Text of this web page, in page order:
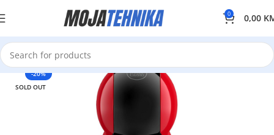
0 0,00
-20%
SOLD OUT